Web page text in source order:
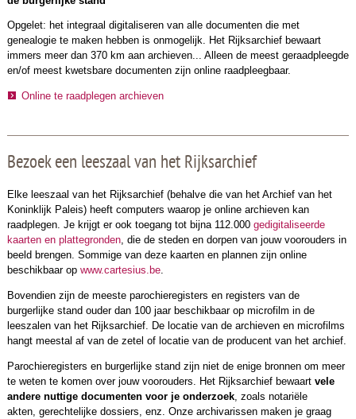
Opgelet: het integraal digitaliseren van alle documenten die met
genealogie te maken hebben is onmogelijk. Het Rijksarchief bewaart
immers meer dan 370 km aan archieven... Alleen de meest geraadpleegde
en/of meest kwetsbare documenten zijn online raadpleegbaar.
Online te raadplegen archieven
Bezoek een leeszaal van het Rijksarchief
Elke leeszaal van het Rijksarchief (behalve die van het Archief van het
Koninklijk Paleis) heeft computers waarop je online archieven kan
raadplegen. Je krijgt er ook toegang tot bijna 112.000 gedigitaliseerde
kaarten en plattegronden, die de steden en dorpen van jouw voorouders in
beeld brengen. Sommige van deze kaarten en plannen zijn online
beschikbaar op www.cartesius.be.
Bovendien zijn de meeste parochieregisters en registers van de
burgerlijke stand ouder dan 100 jaar beschikbaar op microfilm in de
leeszalen van het Rijksarchief. De locatie van de archieven en microfilms
hangt meestal af van de zetel of locatie van de producent van het archief.
Parochieregisters en burgerlijke stand zijn niet de enige bronnen om meer
te weten te komen over jouw voorouders. Het Rijksarchief bewaart vele
andere nuttige documenten voor je onderzoek, zoals notariële
akten, gerechtelijke dossiers, enz. Onze archivarissen maken je graag